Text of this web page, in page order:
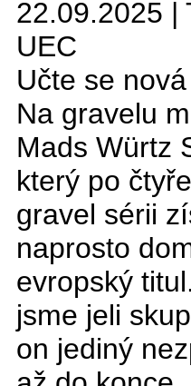
22.09.2025 |
UEC
Učte se
Na gravelu
Mads Würtz
který po
gravel sérii
naprosto
evropský
jsme jeli
on jediný